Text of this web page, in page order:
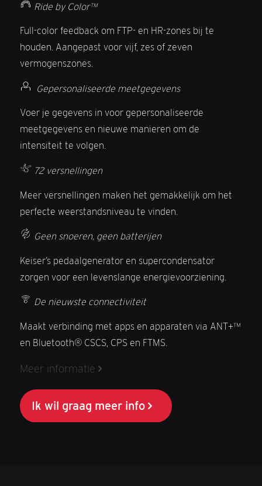
Ride by Color™
Full-color feedback om FTP- en HR-zones bij te
houden. Aangepast voor vijf, zes of zeven
vermogenszones.
Gepersonaliseerde meetgegevens
Voer je gegevens in voor gepersonaliseerde
meetgegevens en nieuwe manieren om de
intensiteit te volgen.
72 versnellingen
Meer versnellingen maken het gemakkelijk om het
perfecte weerstandsniveau te vinden.
Geen snoeren, geen batterijen
Keiser’s pedaalgenerator en supercondensator
zorgen voor een levenslange energievoorziening.
De nieuwste connectiviteit
Maakt verbinding met apps en apparaten via ANT+™
en Bluetooth® CSCS, CPS en FTMS.
Meer informatie
Ik wil graag meer info